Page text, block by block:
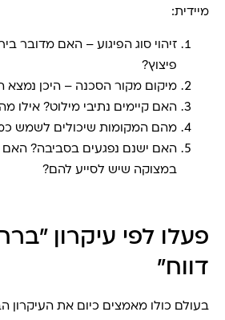
מיידית:
זיהוי סוג הפיגוע – האם מדובר
פיצוץ?
מיקום מקור הסכנה – היכן
האם קיימים נתיבי מילוט? אילו
מהם המקומות שיכולים לשמש
האם ישנם נפגעים בסביבה? האם
במצוקה שיש לסייע להם?
פעלו לפי עיקרון
דווח"
בעולם כולו מאמצים כיום את העיקרון